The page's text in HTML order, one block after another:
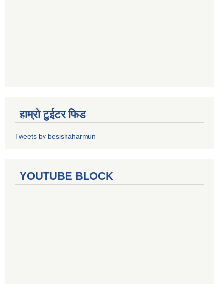
हाम्रो टुईटर फिड
Tweets by besishaharmun
YOUTUBE BLOCK